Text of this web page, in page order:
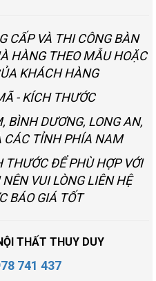
CẤP VÀ THI CÔNG BÀN
HÀNG THEO MẪU HOẶC
KHÁCH HÀNG
- KÍCH THƯỚC
BÌNH DƯƠNG, LONG AN,
CÁC TỈNH PHÍA NAM
THƯỚC ĐỂ PHÙ HỢP VỚI
VUI LÒNG LIÊN HỆ
BÁO GIÁ TỐT
THẤT THUY DUY
741 437